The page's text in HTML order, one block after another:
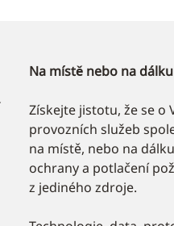
Na místě nebo na
Získejte jistotu, že se o
provozních služeb
na místě, nebo na
ochrany a potlačení
z jediného zdroje.